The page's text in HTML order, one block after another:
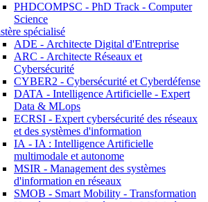
PHDCOMPSC - PhD Track - Computer
Science
spécialisé
ADE - Architecte Digital d'Entreprise
ARC - Architecte Réseaux et
Cybersécurité
CYBER2 - Cybersécurité et Cyberdéfense
DATA - Intelligence Artificielle - Expert
Data & MLops
ECRSI - Expert cybersécurité des réseaux
et des systèmes d'information
IA - IA : Intelligence Artificielle
multimodale et autonome
MSIR - Management des systèmes
d'information en réseaux
SMOB - Smart Mobility - Transformation